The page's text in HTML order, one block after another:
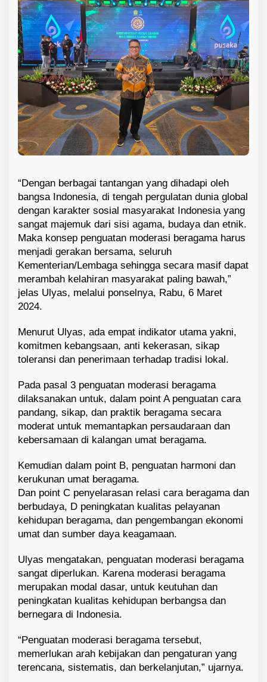
“Dengan berbagai tantangan yang dihadapi oleh
bangsa Indonesia, di tengah pergulatan dunia global
dengan karakter sosial masyarakat Indonesia yang
sangat majemuk dari sisi agama, budaya dan etnik.
Maka konsep penguatan moderasi beragama harus
menjadi gerakan bersama, seluruh
Kementerian/Lembaga sehingga secara masif dapat
merambah kelahiran masyarakat paling bawah,”
jelas Ulyas, melalui ponselnya, Rabu, 6 Maret
2024.
Menurut Ulyas, ada empat indikator utama yakni,
komitmen kebangsaan, anti kekerasan, sikap
toleransi dan penerimaan terhadap tradisi lokal.
Pada pasal 3 penguatan moderasi beragama
dilaksanakan untuk, dalam point A penguatan cara
pandang, sikap, dan praktik beragama secara
moderat untuk memantapkan persaudaraan dan
kebersamaan di kalangan umat beragama.
Kemudian dalam point B, penguatan harmoni dan
kerukunan umat beragama.
Dan point C penyelarasan relasi cara beragama dan
berbudaya, D peningkatan kualitas pelayanan
kehidupan beragama, dan pengembangan ekonomi
umat dan sumber daya keagamaan.
Ulyas mengatakan, penguatan moderasi beragama
sangat diperlukan. Karena moderasi beragama
merupakan modal dasar, untuk keutuhan dan
peningkatan kualitas kehidupan berbangsa dan
bernegara di Indonesia.
“Penguatan moderasi beragama tersebut,
memerlukan arah kebijakan dan pengaturan yang
terencana, sistematis, dan berkelanjutan,” ujarnya.